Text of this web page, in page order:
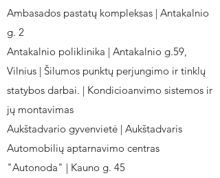
Ambasados pastatų kompleksas | Antakalnio
g. 2
Antakalnio poliklinika | Antakalnio g.59,
Vilnius | Šilumos punktų perjungimo ir tinklų
statybos darbai. | Kondicioanvimo sistemos ir
jų montavimas
Aukštadvario gyvenvietė | Aukštadvaris
Automobilių aptarnavimo centras
"Autonoda" | Kauno g. 45